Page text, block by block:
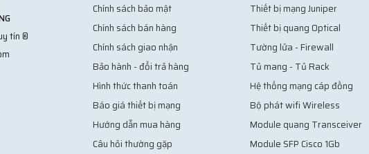
tín ®
Chính sách bảo mật
Chính sách bán hàng
Chính sách giao nhận
Bảo hành - đổi trả hàng
Hình thức thanh toán
Báo giá thiết bị mạng
Hướng dẫn mua hàng
Câu hỏi thường gặp
Thiết bị mạng Juniper
Thiết bị quang Optical
Tường lửa - Firewall
Tủ mang - Tủ Rack
Hệ thống mạng cáp đồng
Bộ phát wifi Wireless
Module quang Transceiver
Module SFP Cisco 1Gb